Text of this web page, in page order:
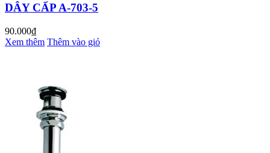
DÂY CẤP A-703-5
90.000₫
Xem thêm Thêm vào giỏ